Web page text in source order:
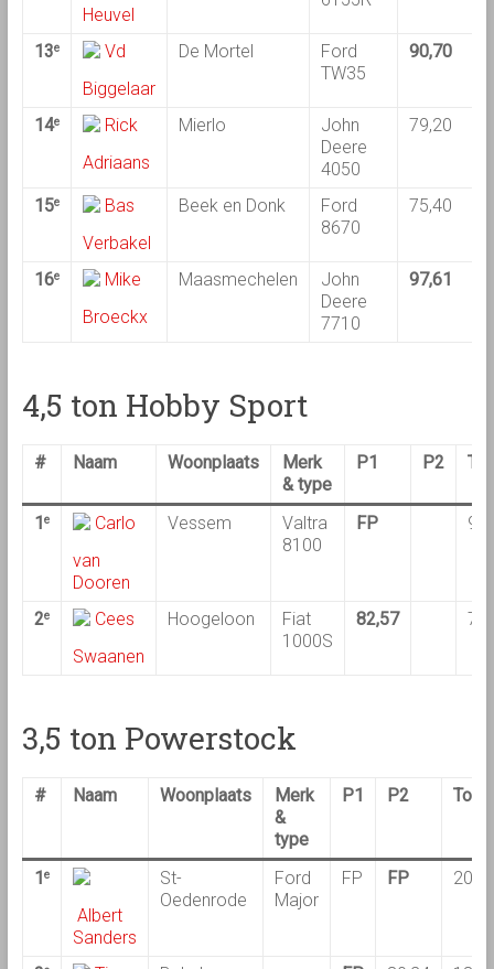
Heuvel
13e
Vd
Biggelaar
De Mortel
Ford
TW35
90,70
14e
Rick
Adriaans
Mierlo
John
Deere
4050
79,20
15e
Bas
Verbakel
Beek en Donk
Ford
8670
75,40
16e
Mike
Broeckx
Maasmechelen
John
Deere
7710
97,61
4,5 ton Hobby Sport
# Naam Woonplaats
Merk
& type
P1 P2
1 e
Carlo
van
Dooren
Vessem
Valtra
8100
FP
2e
Cees
Swaanen
Hoogeloon
Fiat
1000S
82,57
3,5 ton Powerstock
# Naam Woonplaats
Merk
&
type
P1 P2
1 e
Albert
Sanders
St-
Oedenrode
Ford
Major
FP FP